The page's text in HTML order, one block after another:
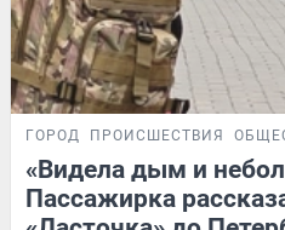
ГОРОД ПРОИСШЕСТВИЯ
«Видела дым и
Пассажирка